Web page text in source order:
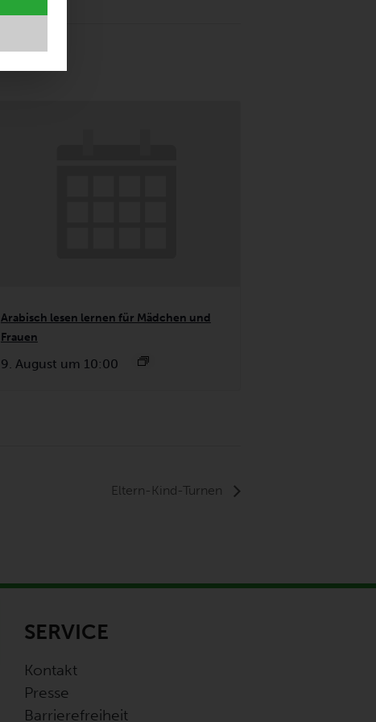
Arabisch lesen lernen für Mädchen und
Frauen
9. August um 10:00
Eltern-Kind-Turnen
SERVICE
Kontakt
Presse
Barrierefreiheit